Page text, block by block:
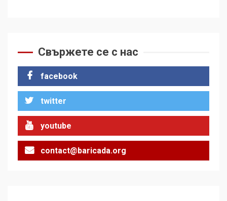
Свържете се с нас
facebook
twitter
youtube
contact@baricada.org